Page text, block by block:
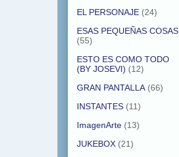
EL PERSONAJE (24)
ESAS PEQUEÑAS COSAS
(55)
ESTO ES COMO TODO
(BY JOSEVI) (12)
GRAN PANTALLA (66)
INSTANTES (11)
ImagenArte (13)
JUKEBOX (21)